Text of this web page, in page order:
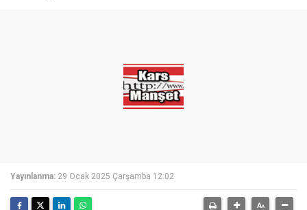
Yayınlanma: 29 Ocak 2025 Çarşamba 12:02